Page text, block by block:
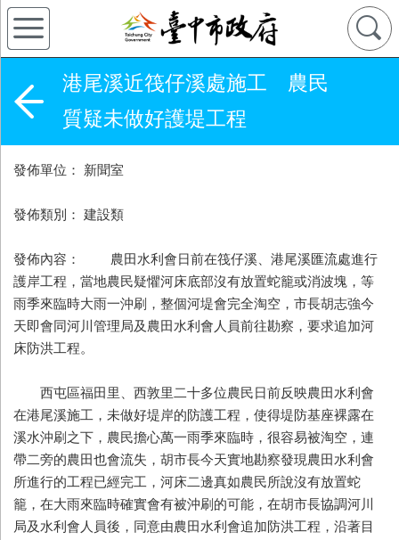
港尾溪近筏仔溪處施工 農民
質疑未做好護堤工程
發佈單位： 新聞室
發佈類別： 建設類
發佈內容： 農田水利會日前在筏仔溪、港尾溪匯流處進行
護岸工程，當地農民疑懼河床底部沒有放置蛇籠或消波塊，等
雨季來臨時大雨一沖刷，整個河堤會完全淘空，市長胡志強今
天即會同河川管理局及農田水利會人員前往勘察，要求追加河
床防洪工程。
西屯區福田里、西敦里二十多位農民日前反映農田水利會
在港尾溪施工，未做好堤岸的防護工程，使得堤防基座裸露在
溪水沖刷之下，農民擔心萬一雨季來臨時，很容易被淘空，連
帶二旁的農田也會流失，胡市長今天實地勘察發現農田水利會
所進行的工程已經完工，河床二邊真如農民所說沒有放置蛇
籠，在大雨來臨時確實會有被沖刷的可能，在胡市長協調河川
局及水利會人員後，同意由農田水利會追加防洪工程，沿著目